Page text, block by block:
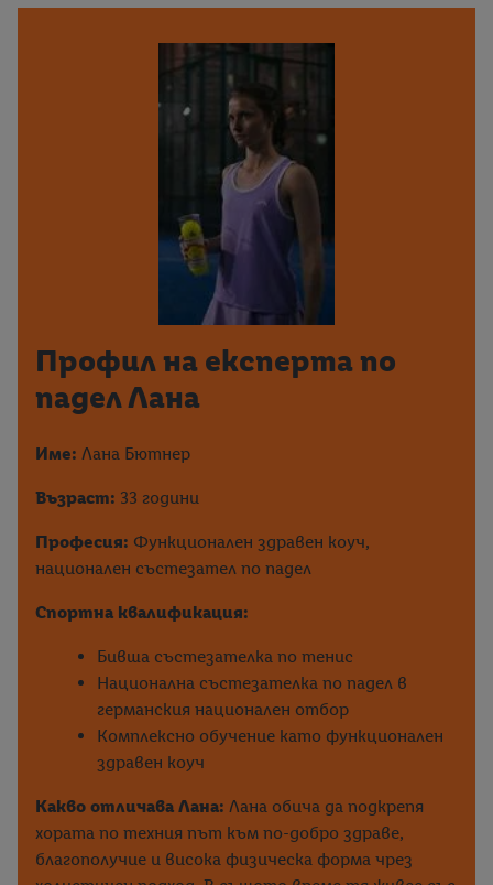
Профил на експерта по
падел Лана
Име: Лана Бютнер
Възраст: 33 години
Професия: Функционален здравен коуч,
национален състезател по падел
Спортна квалификация:
Бивша състезателка по тенис
Национална състезателка по падел в
германския национален отбор
Комплексно обучение като функционален
здравен коуч
Какво отличава Лана: Лана обича да подкрепя
хората по техния път към по-добро здраве,
благополучие и висока физическа форма чрез